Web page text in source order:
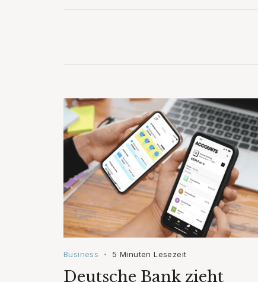
Business • 5 Minuten Lesezeit
Deutsche Bank zieht